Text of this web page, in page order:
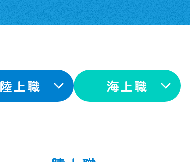
陸上職 海上職